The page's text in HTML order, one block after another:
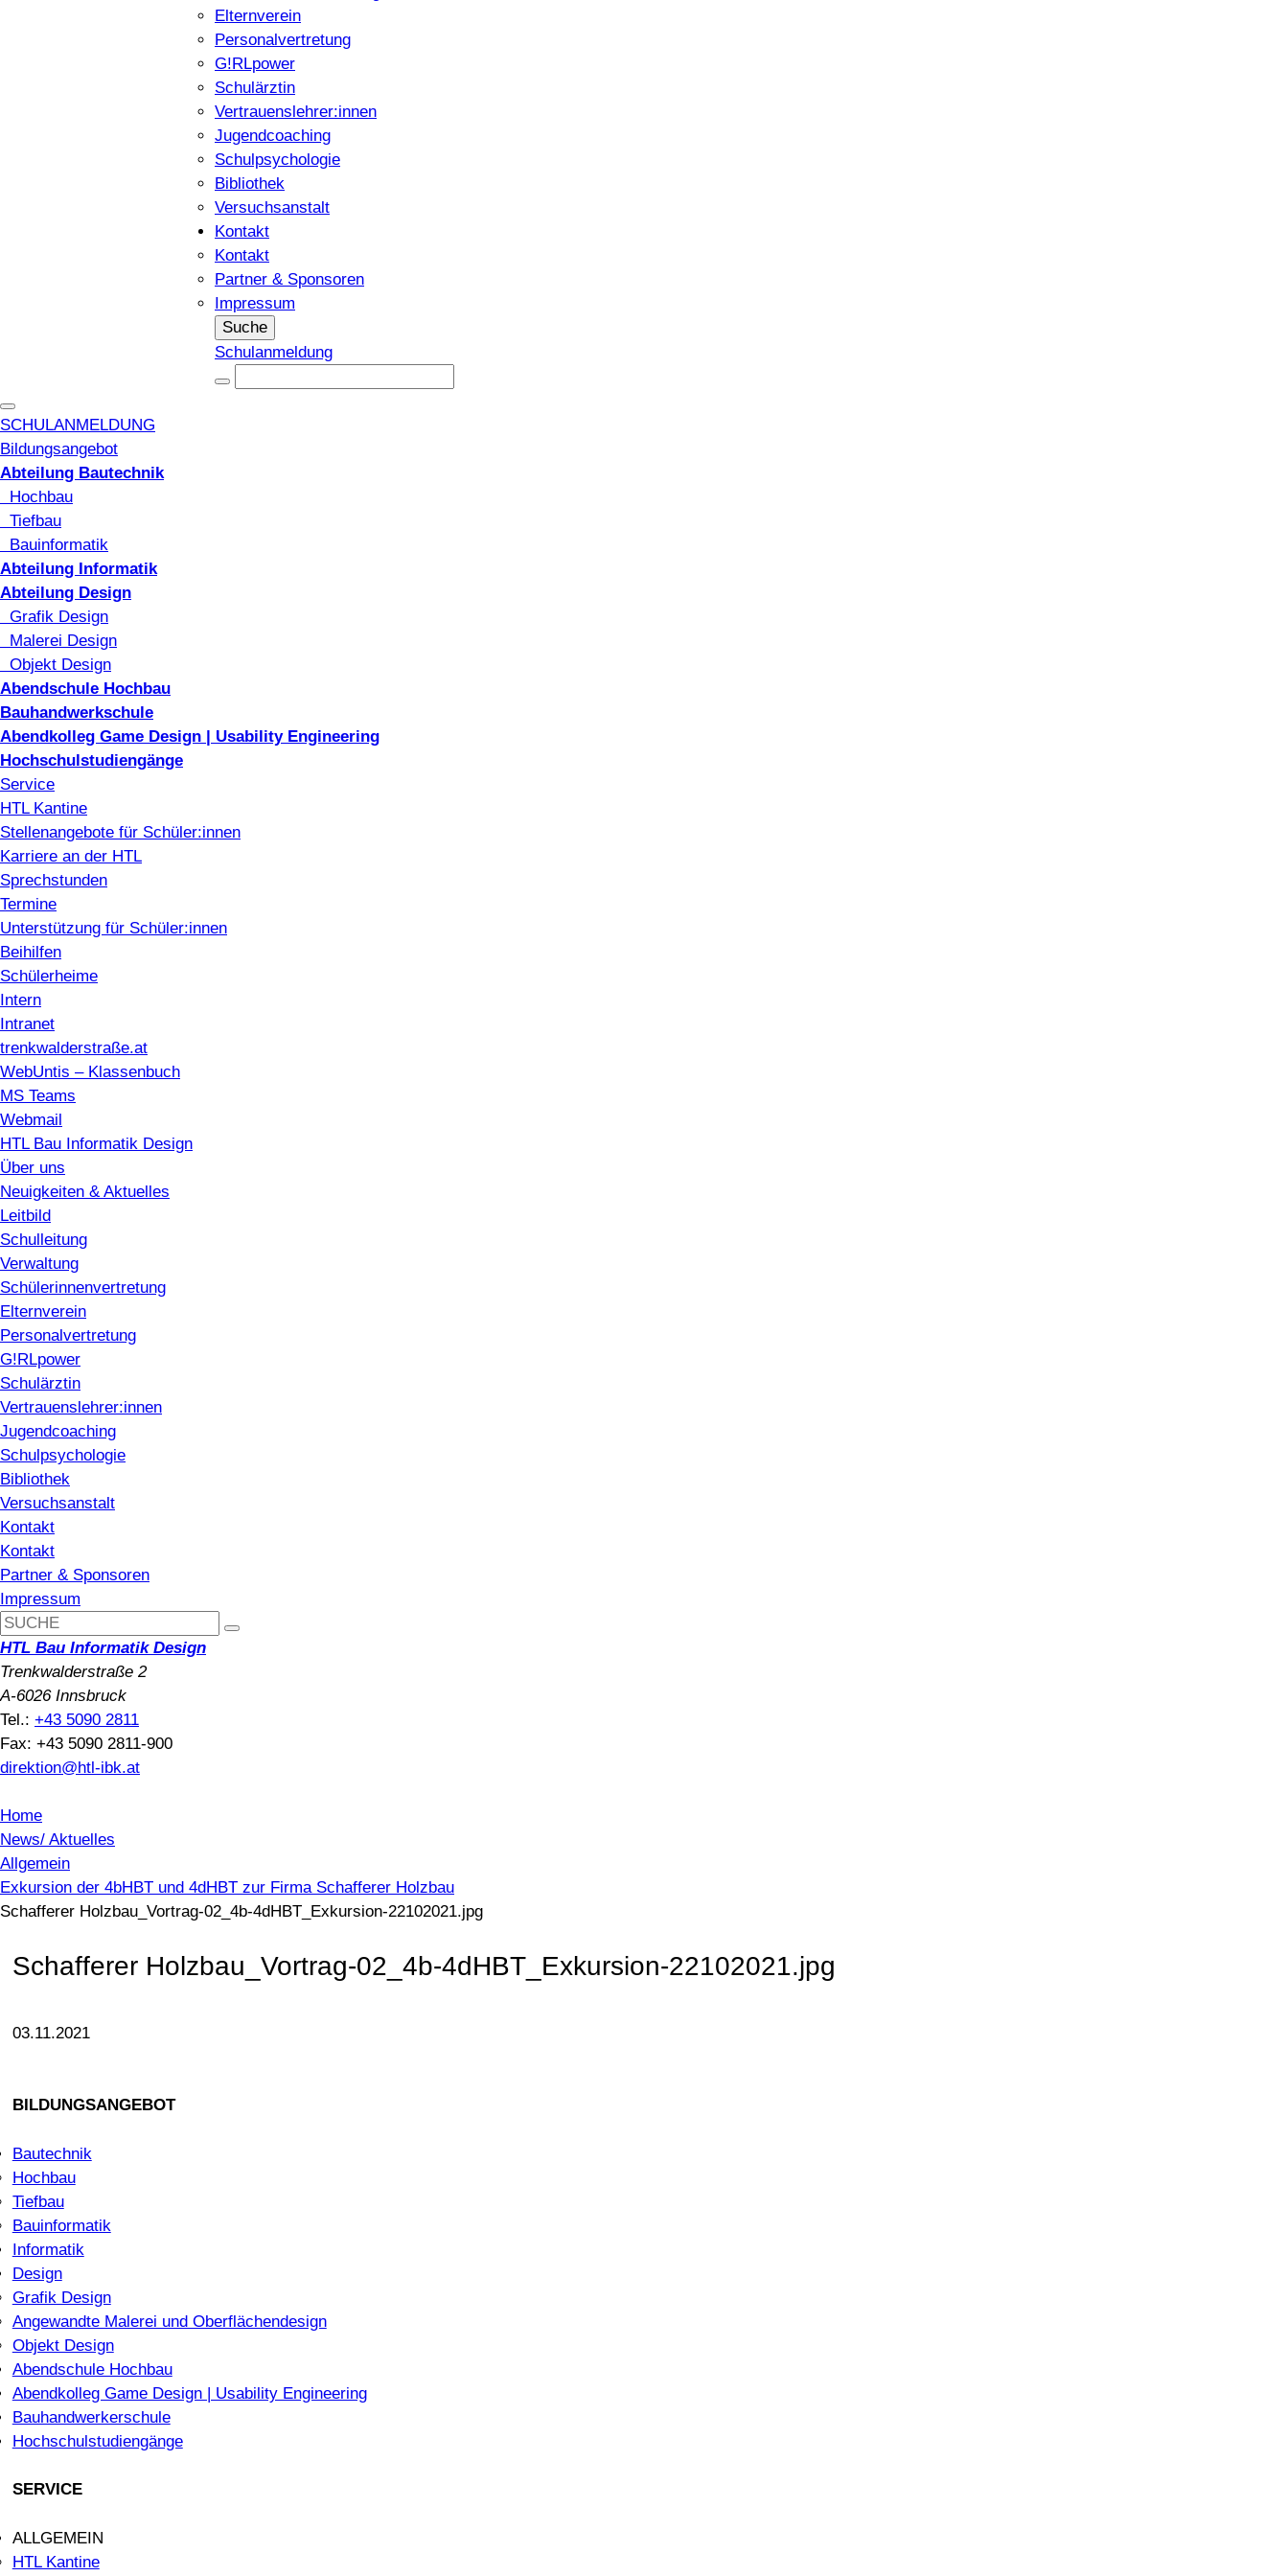
Elternverein
Personalvertretung
G!RLpower
Schulärztin
Vertrauenslehrer:innen
Jugendcoaching
Schulpsychologie
Bibliothek
Versuchsanstalt
Kontakt
Kontakt
Partner & Sponsoren
Impressum
Suche
Schulanmeldung
SCHULANMELDUNG
Bildungsangebot
Abteilung Bautechnik
Hochbau
Tiefbau
Bauinformatik
Abteilung Informatik
Abteilung Design
Grafik Design
Malerei Design
Objekt Design
Abendschule Hochbau
Bauhandwerkschule
Abendkolleg Game Design | Usability Engineering
Hochschulstudiengänge
Service
HTL Kantine
Stellenangebote für Schüler:innen
Karriere an der HTL
Sprechstunden
Termine
Unterstützung für Schüler:innen
Beihilfen
Schülerheime
Intern
Intranet
trenkwalderstraße.at
WebUntis – Klassenbuch
MS Teams
Webmail
HTL Bau Informatik Design
Über uns
Neuigkeiten & Aktuelles
Leitbild
Schulleitung
Verwaltung
Schülerinnenvertretung
Elternverein
Personalvertretung
G!RLpower
Schulärztin
Vertrauenslehrer:innen
Jugendcoaching
Schulpsychologie
Bibliothek
Versuchsanstalt
Kontakt
Kontakt
Partner & Sponsoren
Impressum
HTL Bau Informatik Design
Trenkwalderstraße 2
A-6026 Innsbruck
Tel.: +43 5090 2811
Fax: +43 5090 2811-900
direktion@htl-ibk.at
Home
News/ Aktuelles
Allgemein
Exkursion der 4bHBT und 4dHBT zur Firma Schafferer Holzbau
Schafferer Holzbau_Vortrag-02_4b-4dHBT_Exkursion-22102021.jpg
Schafferer Holzbau_Vortrag-02_4b-4dHBT_Exkursion-22102021.jpg
03.11.2021
BILDUNGSANGEBOT
Bautechnik
Hochbau
Tiefbau
Bauinformatik
Informatik
Design
Grafik Design
Angewandte Malerei und Oberflächendesign
Objekt Design
Abendschule Hochbau
Abendkolleg Game Design | Usability Engineering
Bauhandwerkerschule
Hochschulstudiengänge
SERVICE
ALLGEMEIN
HTL Kantine